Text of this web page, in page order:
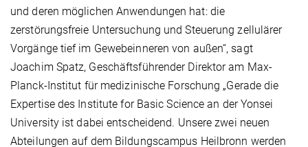
und deren möglichen Anwendungen hat: die
zerstörungsfreie Untersuchung und Steuerung zellulärer
Vorgänge tief im Gewebeinneren von außen“, sagt
Joachim Spatz, Geschäftsführender Direktor am Max-
Planck-Institut für medizinische Forschung „Gerade die
Expertise des Institute for Basic Science an der Yonsei
University ist dabei entscheidend. Unsere zwei neuen
Abteilungen auf dem Bildungscampus Heilbronn werden